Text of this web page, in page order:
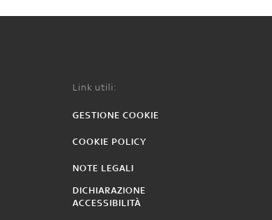
Link utili:
GESTIONE COOKIE
COOKIE POLICY
NOTE LEGALI
DICHIARAZIONE
ACCESSIBILITÀ